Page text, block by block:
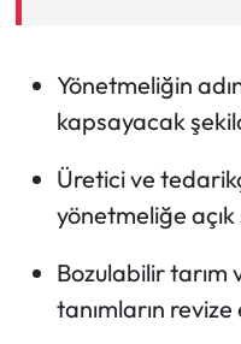
Yönetmeliğin
kapsayacak
Üretici ve
yönetmeliğe
Bozulabilir tarım
tanımların